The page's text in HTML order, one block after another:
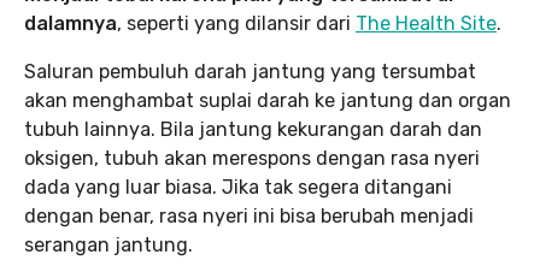
dalamnya, seperti yang dilansir dari The Health Site.
Saluran pembuluh darah jantung yang tersumbat
akan menghambat suplai darah ke jantung dan organ
tubuh lainnya. Bila jantung kekurangan darah dan
oksigen, tubuh akan merespons dengan rasa nyeri
dada yang luar biasa. Jika tak segera ditangani
dengan benar, rasa nyeri ini bisa berubah menjadi
serangan jantung.